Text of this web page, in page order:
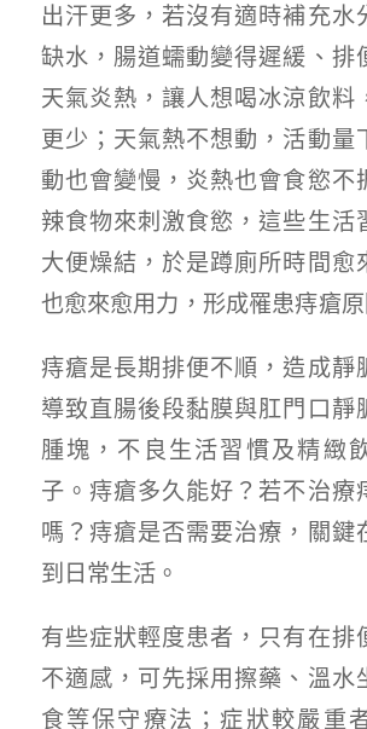
出汗更多，若沒有適時補充水
缺水，腸道蠕動變得遲緩、排
天氣炎熱，讓人想喝冰涼飲料
更少；天氣熱不想動，活動量
動也會變慢，炎熱也會食慾不
辣食物來刺激食慾，這些生活
大便燥結，於是蹲廁所時間愈
也愈來愈用力，形成罹患痔瘡原
痔瘡是長期排便不順，造成靜
導致直腸後段黏膜與肛門口靜
腫塊，不良生活習慣及精緻
子。痔瘡多久能好？若不治療
嗎？痔瘡是否需要治療，關鍵
到日常生活。
有些症狀輕度患者，只有在排
不適感，可先採用擦藥、溫水
食等保守療法；症狀較嚴重